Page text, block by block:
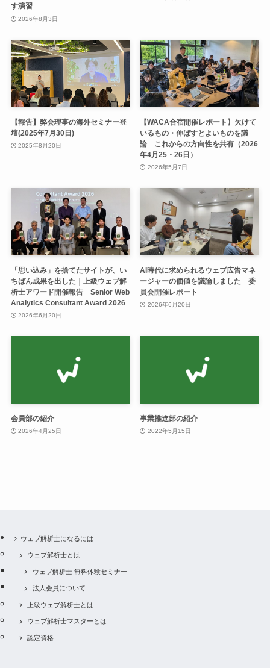
す演習
2026年8月3日
【報告】弊会理事の海外セミナー登
壇(2025年7月30日)
2025年8月20日
【WACA合宿開催レポート】欠けて
いるもの・伸ばすとよいものを議
論 これからの方向性を共有（2026
年4月25・26日）
2026年5月7日
「思い込み」を捨てたサイトが、い
ちばん成果を出した｜上級ウェブ解
析士アワード開催報告 Senior Web
Analytics Consultant Award 2026
2026年6月20日
AI時代に求められるウェブ広告マネ
ージャーの価値を議論しました 委
員会開催レポート
2026年6月20日
会員部の紹介
2026年4月25日
事業推進部の紹介
2022年5月15日
ウェブ解析士になるには
ウェブ解析士とは
ウェブ解析士 無料体験セミナー
法人会員について
上級ウェブ解析士とは
ウェブ解析士マスターとは
認定資格